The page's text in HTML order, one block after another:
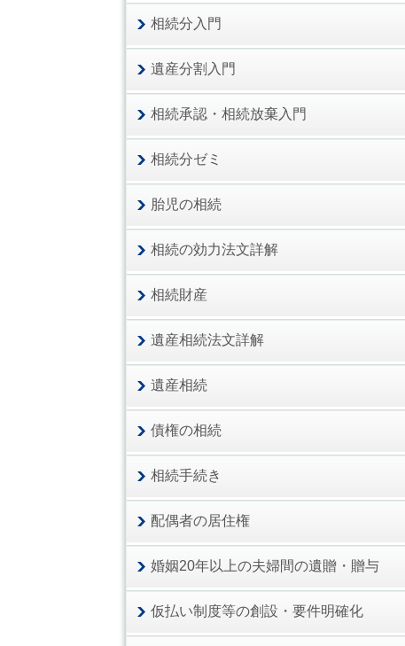
相続分入門
遺産分割入門
相続承認・相続放棄入門
相続分ゼミ
胎児の相続
相続の効力法文詳解
相続財産
遺産相続法文詳解
遺産相続
債権の相続
相続手続き
配偶者の居住権
婚姻20年以上の夫婦間の遺贈・贈与
仮払い制度等の創設・要件明確化